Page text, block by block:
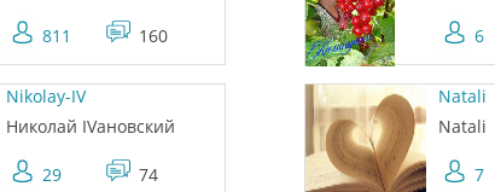
811 160 6
Nikolay-IV
Николай IVановский
29 74
Natali
Natali
7